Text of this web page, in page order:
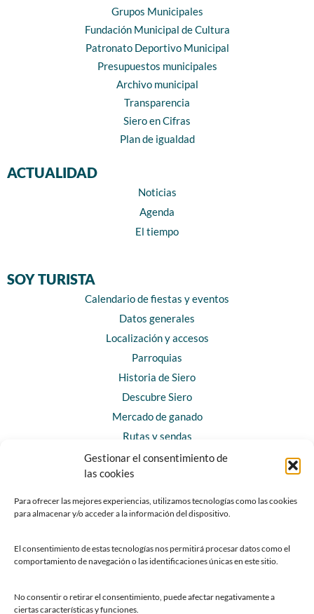
Gestionar el consentimiento de
las cookies
Para ofrecer las mejores experiencias, utilizamos tecnologías como las cookies
para almacenar y/o acceder a la información del dispositivo.
El consentimiento de estas tecnologías nos permitirá procesar datos como el
comportamiento de navegación o las identificaciones únicas en este sitio.
No consentir o retirar el consentimiento, puede afectar negativamente a
ciertas características y funciones.
Grupos Municipales
Fundación Municipal de Cultura
Patronato Deportivo Municipal
Presupuestos municipales
Archivo municipal
Transparencia
Siero en Cifras
Plan de igualdad
ACTUALIDAD
Noticias
Agenda
El tiempo
SOY TURISTA
Calendario de fiestas y eventos
Datos generales
Localización y accesos
Parroquias
Historia de Siero
Descubre Siero
Mercado de ganado
Rutas y sendas
Horarios y contacto
Teléfonos de interés
Chatbot Siero
SEDES ELECTRÓNICAS
Sede del Ayuntamiento de Siero